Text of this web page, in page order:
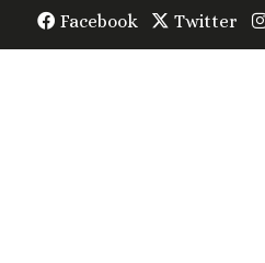
Facebook Twitter